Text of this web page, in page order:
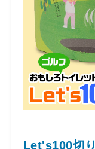
Let's100切